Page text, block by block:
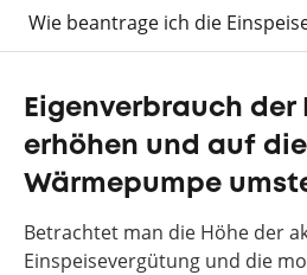
Wie beantrage ich die
Eigenverbrauch der
erhöhen und auf die
Wärmepumpe
Betrachtet man die Höhe der
Einspeisevergütung und die